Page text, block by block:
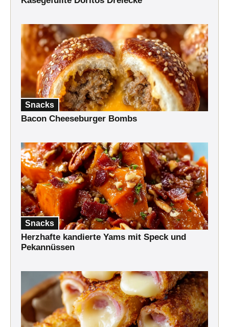
Snacks
Bacon Cheeseburger Bombs
Snacks
Herzhafte kandierte Yams mit Speck und
Pekannüssen